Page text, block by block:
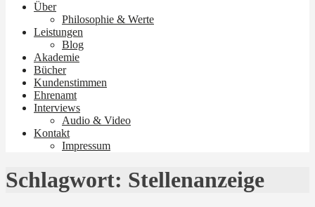
Über
Philosophie & Werte
Leistungen
Blog
Akademie
Bücher
Kundenstimmen
Ehrenamt
Interviews
Audio & Video
Kontakt
Impressum
Schlagwort: Stellenanzeige